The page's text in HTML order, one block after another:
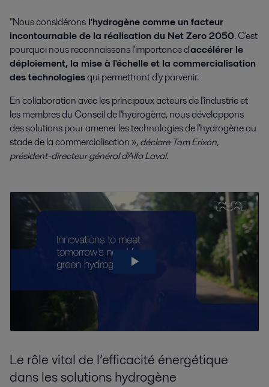
"Nous considérons l'hydrogène comme un facteur
incontournable de la réalisation du Net Zero 2050. C'est
pourquoi nous reconnaissons l'importance d'accélérer le
déploiement, la mise à l'échelle et la commercialisation
des technologiesqui permettront d'y parvenir.
En collaboration avec les principaux acteurs de l'industrie et
les membres du Conseil de l'hydrogène, nous développons
des solutions pour amener les technologies de l'hydrogène au
stade de la commercialisation »,déclare Tom Erixon,
président-directeur général d'Alfa Laval.
Le rôle vital de l’efficacité énergétique
dans les solutions hydrogène